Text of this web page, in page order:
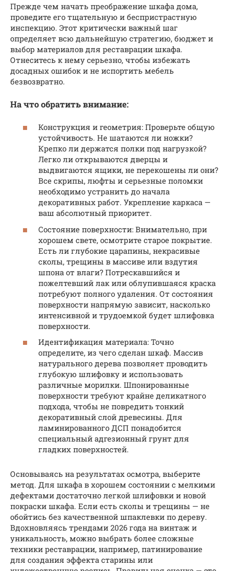
Прежде чем начать преображение шкафа дома,
проведите его тщательную и беспристрастную
инспекцию. Этот критически важный шаг
определяет всю дальнейшую стратегию, бюджет и
выбор материалов для реставрации шкафа.
Отнеситесь к нему серьезно, чтобы избежать
досадных ошибок и не испортить мебель
безвозвратно.
На что обратить внимание:
Конструкция и геометрия: Проверьте общую
устойчивость. Не шатаются ли ножки?
Крепко ли держатся полки под нагрузкой?
Легко ли открываются дверцы и
выдвигаются ящики, не перекошены ли они?
Все скрипы, люфты и серьезные поломки
необходимо устранить до начала
декоративных работ. Укрепление каркаса —
ваш абсолютный приоритет.
Состояние поверхности: Внимательно, при
хорошем свете, осмотрите старое покрытие.
Есть ли глубокие царапины, некрасивые
сколы, трещины в массиве или вздутия
шпона от влаги? Потрескавшийся и
пожелтевший лак или облупившаяся краска
потребуют полного удаления. От состояния
поверхности напрямую зависит, насколько
интенсивной и трудоемкой будет шлифовка
поверхности.
Идентификация материала: Точно
определите, из чего сделан шкаф. Массив
натурального дерева позволяет проводить
глубокую шлифовку и использовать
различные морилки. Шпонированные
поверхности требуют крайне деликатного
подхода, чтобы не повредить тонкий
декоративный слой древесины. Для
ламинированного ДСП понадобится
специальный адгезионный грунт для
гладких поверхностей.
Основываясь на результатах осмотра, выберите
метод. Для шкафа в хорошем состоянии с мелкими
дефектами достаточно легкой шлифовки и новой
покраски шкафа. Если есть сколы и трещины — не
обойтись без качественной шпаклевки по дереву.
Вдохновляясь трендами 2026 года на винтаж и
уникальность, можно выбрать более сложные
техники реставрации, например, патинирование
для создания эффекта старины или